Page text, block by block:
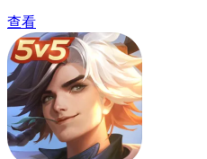
查看